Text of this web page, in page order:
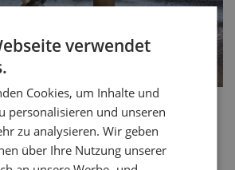
elegante Verbindung der Stelle, an
verwendet
Cookies, um Inhalte und
personalisieren und unseren
zu analysieren. Wir geben
über Ihre Nutzung unserer